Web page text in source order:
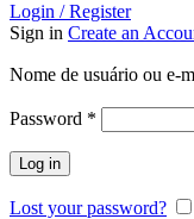
Login / Register
Sign in Create an
Nome de usuário ou e-
Password *
Log in
Lost your password?